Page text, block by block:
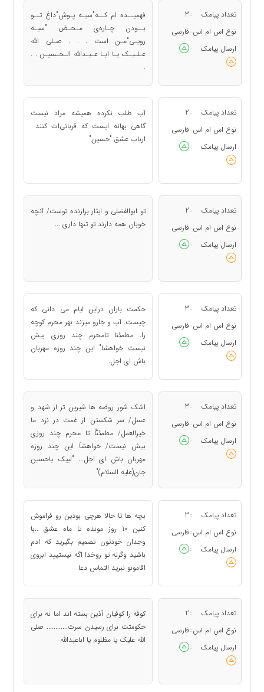
تعداد پیامک :
3
نوع اس ام اس : فارسی
ارسال پیامک
:
فهمیــده ام کــه"سیـه‌ پـوش"داغ تــو
بــودن چـاره‌ی مـحـض "سیـه
‌رویـی"مـن است . . . صـلی الله
عـلـیـک یـا ابـا عـبـدالله الـحـسیـن . .
.
تعداد پیامک :
2
نوع اس ام اس : فارسی
ارسال پیامک
:
آب طلب نکرده همیشه مراد نیست
گاهی بهانه ایست که قربانی‌ات کنند
ارباب عشق "حسین"
تعداد پیامک :
2
نوع اس ام اس : فارسی
ارسال پیامک
:
تو ابوالفضلی و ایثار برازنده توست/ آنچه
خوبان همه دارند تو تنها داری ...
تعداد پیامک :
3
نوع اس ام اس : فارسی
ارسال پیامک
:
حکمت باران دراین ایام می دانی که
چیست. آب و جارو میزند بهر محرم کوچه
را. مطمئنا تامحرم چند روزی بیش
نیست خواهشا" این چند روزه مهربان
باش ای اجل.
تعداد پیامک :
3
نوع اس ام اس : فارسی
ارسال پیامک
:
اشک شور روضه ها شیرین تر از شهد و
عسل/ سر شکستن از غمت در نزد ما
خیرالعمل/ مطمئنّاً تا محرم چند روزی
بیش نیست/ خواهشاً این چند روزه
مهربان باش ای اجل... "لبیک یاحسین
جان(عليه السلام)"
تعداد پیامک :
3
نوع اس ام اس : فارسی
ارسال پیامک
:
بچه ها تا حالا هرچی بودین رو فراموش
کنین 10 روز مونده تا ماه عشق ..با
وجدان خودتون تصمیم بگیرید که ادم
باشید وگرنه تو روخدا اگه نیستیید ابروی
اقامونو نبرید التماس دعا
تعداد پیامک :
2
نوع اس ام اس : فارسی
ارسال پیامک
:
کوفه را کوفیان آذین بسته اند اما نه برای
حکومتت برای رسیدن سرت............ صلی
الله علیک یا مظلوم یا اباعبدالله